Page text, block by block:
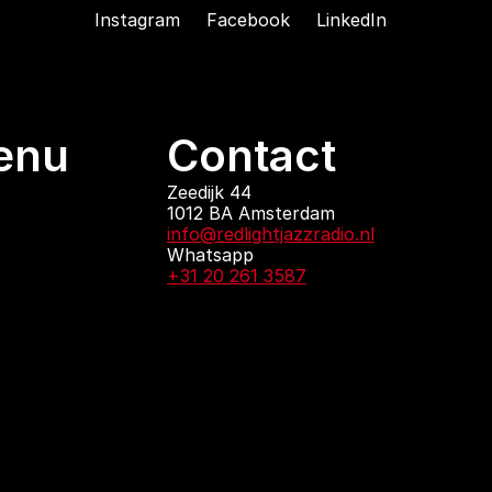
Instagram Facebook LinkedIn
Contact
Zeedijk 44
1012 BA Amsterdam
info@redlightjazzradio.nl
Whatsapp
+31 20 261 3587